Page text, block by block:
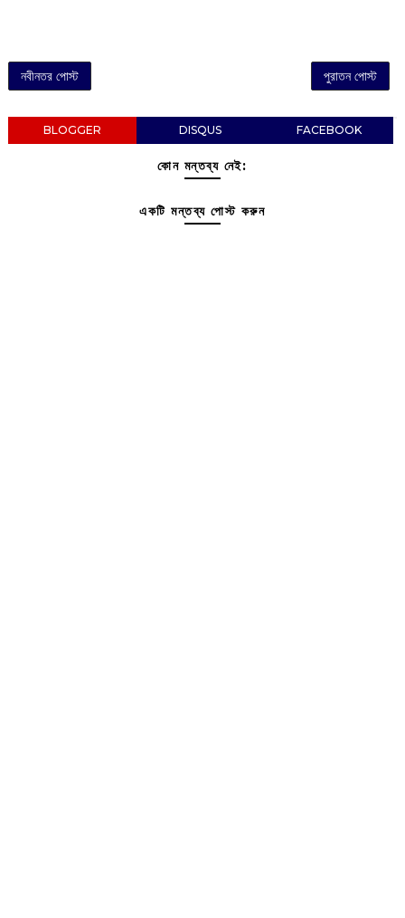
নবীনতর পোস্ট পুরাতন পোস্ট
BLOGGER DISQUS FACEBOOK
কোন মন্তব্য নেই:
একটি মন্তব্য পোস্ট করুন